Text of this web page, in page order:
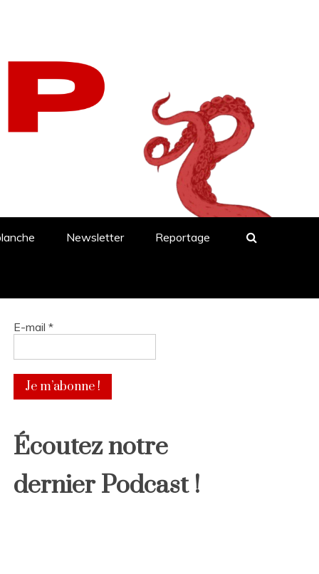
Newsletter Reportage
E-mail *
Écoutez notre
dernier Podcast !